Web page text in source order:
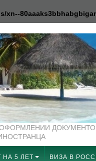
xn--
НА 5 ЛЕТ ВИЗА В